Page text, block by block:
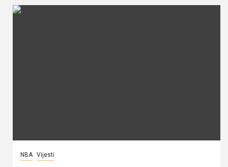
NBA Vijesti